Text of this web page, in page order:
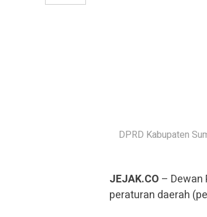
DPRD Kabupaten
JEJAK.CO – Dewan
peraturan daerah